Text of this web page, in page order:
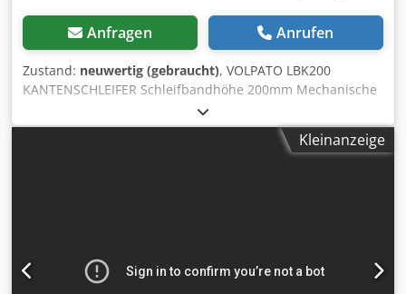
Anfragen Anrufen
Zustand: neuwertig (gebraucht), VOLPATO LBK200
KANTENSCHLEIFER Schleifbandhöhe 200mm Mechanische
Schleifbandoszillation Anheben/Absenken der Einheit über
das Bedienfeld Hauptmotorleistung 2,5 KW Möglichkeit
zum Schleifen auf einem Schuh oder einer flachenKleinanzeige